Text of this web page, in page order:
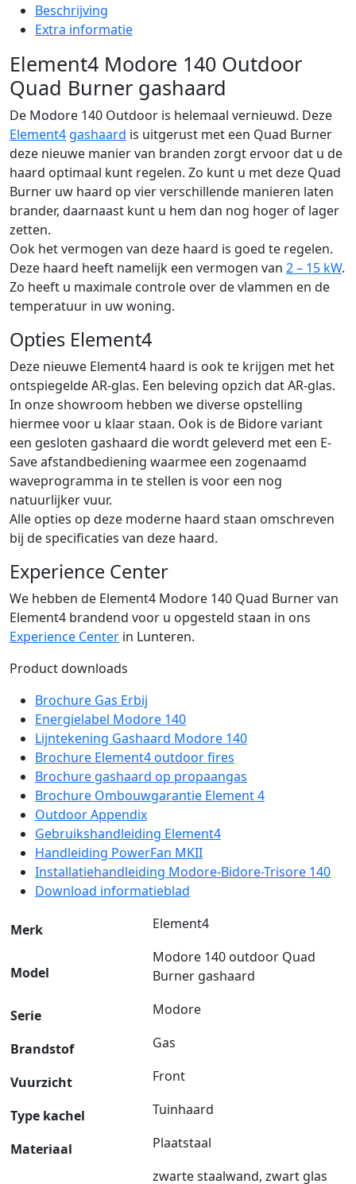
Beschrijving
Extra informatie
Element4 Modore 140 Outdoor
Quad Burner gashaard
De Modore 140 Outdoor is helemaal vernieuwd. Deze
Element4 gashaard is uitgerust met een Quad Burner
deze nieuwe manier van branden zorgt ervoor dat u de
haard optimaal kunt regelen. Zo kunt u met deze Quad
Burner uw haard op vier verschillende manieren laten
brander, daarnaast kunt u hem dan nog hoger of lager
zetten.
Ook het vermogen van deze haard is goed te regelen.
Deze haard heeft namelijk een vermogen van 2 – 15 kW.
Zo heeft u maximale controle over de vlammen en de
temperatuur in uw woning.
Opties Element4
Deze nieuwe Element4 haard is ook te krijgen met het
ontspiegelde AR-glas. Een beleving opzich dat AR-glas.
In onze showroom hebben we diverse opstelling
hiermee voor u klaar staan. Ook is de Bidore variant
een gesloten gashaard die wordt geleverd met een E-
Save afstandbediening waarmee een zogenaamd
waveprogramma in te stellen is voor een nog
natuurlijker vuur.
Alle opties op deze moderne haard staan omschreven
bij de specificaties van deze haard.
Experience Center
We hebben de Element4 Modore 140 Quad Burner van
Element4 brandend voor u opgesteld staan in ons
Experience Center in Lunteren.
Product downloads
Brochure Gas Erbij
Energielabel Modore 140
Lijntekening Gashaard Modore 140
Brochure Element4 outdoor fires
Brochure gashaard op propaangas
Brochure Ombouwgarantie Element 4
Outdoor Appendix
Gebruikshandleiding Element4
Handleiding PowerFan MKII
Installatiehandleiding Modore-Bidore-Trisore 140
Download informatieblad
Merk Element4
Model
Modore 140 outdoor Quad
Burner gashaard
Serie Modore
Brandstof Gas
Vuurzicht Front
Type kachel Tuinhaard
Materiaal Plaatstaal
zwarte staalwand, zwart glas